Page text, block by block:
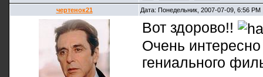
чертенок21 Дата: Понедельник, 2007-07-09, 6:56
Вот здорово!!
Очень
гениального